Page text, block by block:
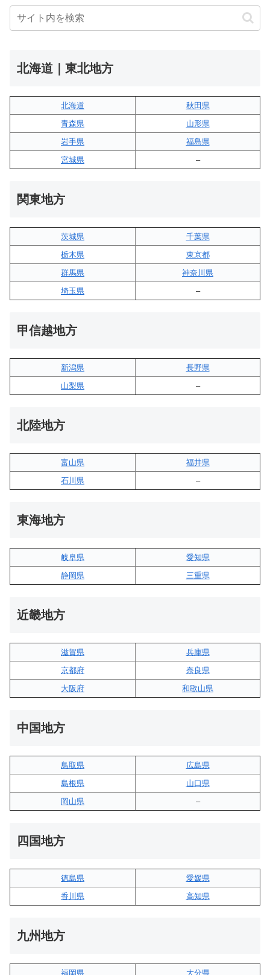
北海道｜東北地方
北海道
秋田県
青森県
山形県
岩手県
福島県
宮城県
–
関東地方
茨城県
千葉県
栃木県
東京都
群馬県
神奈川県
埼玉県
–
甲信越地方
新潟県
長野県
山梨県
–
北陸地方
富山県
福井県
石川県
–
東海地方
岐阜県
愛知県
静岡県
三重県
近畿地方
滋賀県
兵庫県
京都府
奈良県
大阪府
和歌山県
中国地方
鳥取県
広島県
島根県
山口県
岡山県
–
四国地方
徳島県
愛媛県
香川県
高知県
九州地方
福岡県 大分県